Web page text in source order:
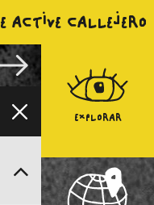
ACTIVE CALLEJERO
EXPLORAR